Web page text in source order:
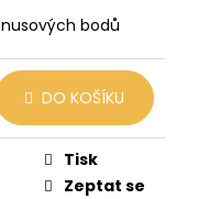
bodů
DO KOŠÍKU
Tisk
Zeptat se